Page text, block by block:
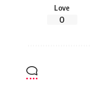
Love
0